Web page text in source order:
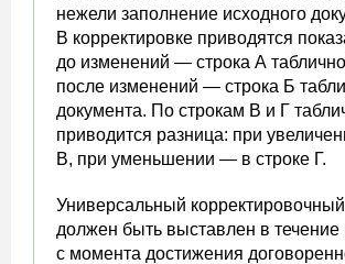
нежели заполнение исходного
В корректировке приводятся
до изменений — строка А
после изменений — строка Б
документа. По строкам В и Г
приводится разница: при
В, при уменьшении — в строке Г.
Универсальный
должен быть выставлен в течение
с момента достижения